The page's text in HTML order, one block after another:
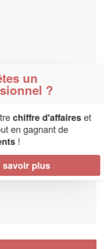
un
?
chiffre d'affaireset
en gagnant de
!
savoir plus